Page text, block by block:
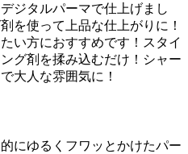
ジタルパーマで仕上げまし
を使って上品な仕上がりに！
い方におすすめです！スタイ
グ剤を揉み込むだけ！シャー
大人な雰囲気に！
にゆるくフワッとかけたパー